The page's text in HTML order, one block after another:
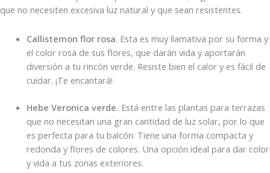
que no necesiten excesiva luz natural y que sean resistentes.
Callistemon flor rosa. Esta es muy llamativa por su forma y
el color rosa de sus flores, que darán vida y aportarán
diversión a tu rincón verde. Resiste bien el calor y es fácil de
cuidar. ¡Te encantará!
Hebe Veronica verde. Está entre las plantas para terrazas
que no necesitan una gran cantidad de luz solar, por lo que
es perfecta para tu balcón. Tiene una forma compacta y
redonda y flores de colores. Una opción ideal para dar color
y vida a tus zonas exteriores.